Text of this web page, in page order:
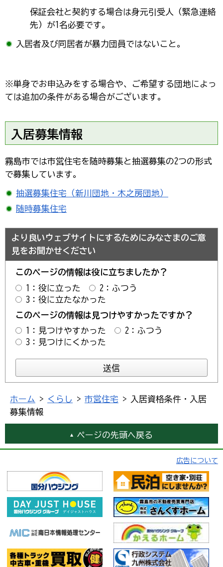
保証会社と契約する場合は身元引受人（緊急連絡
先）が1名必要です。
入居者及び同居者が暴力団員ではないこと。
※単身でお申込みをする場合や、ご希望する団地によっ
ては追加の条件がある場合がございます。
入居募集情報
霧島市では市営住宅を随時募集と抽選募集の2つの形式
で募集しています。
抽選募集住宅（新川団地・木之房団地）
随時募集住宅
より良いウェブサイトにするためにみなさまのご意
見をお聞かせください
このページの情報は役に立ちましたか？
1：役に立った
2：ふつう
3：役に立たなかった
このページの情報は見つけやすかったですか？
1：見つけやすかった
2：ふつう
3：見つけにくかった
ホーム > くらし > 市営住宅 > 入居資格条件・入居
募集情報
ページの先頭へ戻る
広告について